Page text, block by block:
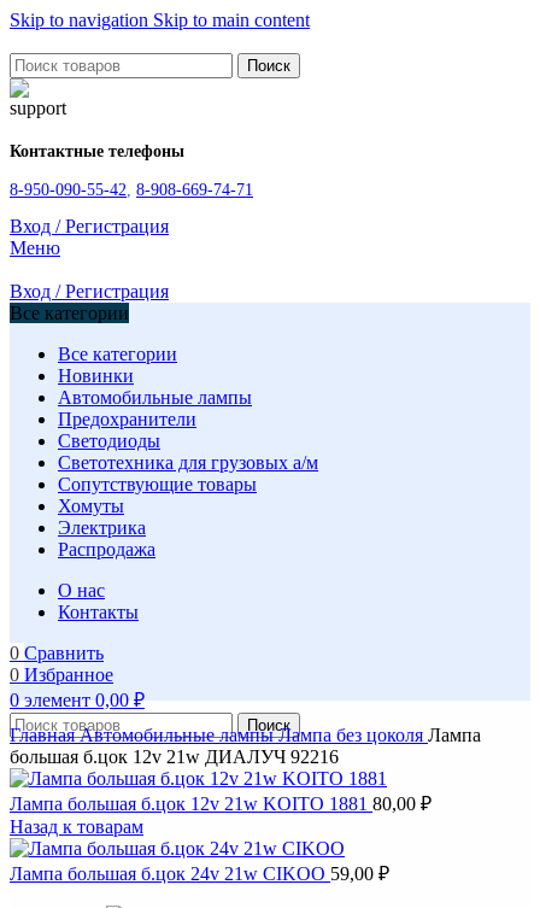
Skip to navigation Skip to main content
Поиск
Контактные телефоны
8-950-090-55-42, 8-908-669-74-71
Вход / Регистрация
Меню
Вход / Регистрация
Все категории
Все категории
Новинки
Автомобильные лампы
Предохранители
Светодиоды
Светотехника для грузовых а/м
Сопутствующие товары
Хомуты
Электрика
Распродажа
О нас
Контакты
0 Сравнить
0 Избранное
0элемент 0,00₽
Поиск
ГлавнаяАвтомобильные лампыЛампа без цоколя Лампа
большая б.цок 12v 21w ДИАЛУЧ 92216
Лампа большая б.цок 12v 21w KOITO 1881 80,00 ₽
Назад к товарам
Лампа большая б.цок 24v 21w CIKOO 59,00 ₽